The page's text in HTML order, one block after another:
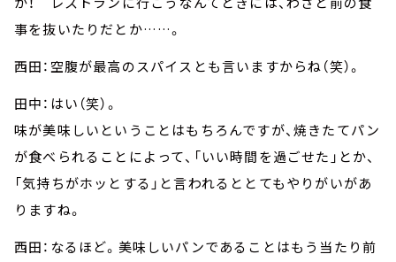
事を抜いたりだとか……。
西田：空腹が最高のスパイスとも言いますからね（笑）。
田中：はい（笑）。
味が美味しいということはもちろんですが、焼きたてパン
が食べられることによって、「いい時間を過ごせた」とか、
「気持ちがホッとする」と言われるととてもやりがいがあ
りますね。
西田：なるほど。美味しいパンであることはもう当たり前